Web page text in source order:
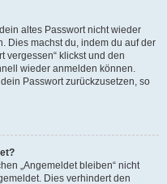
altes Passwort nicht wieder
Dies machst du, indem du auf der
vergessen“ klickst und den
wieder anmelden können.
Passwort zurückzusetzen, so
„Angemeldet bleiben“ nicht
Dies verhindert den